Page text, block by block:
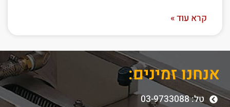
קרא עוד »
אנחנו זמינים:
טל: 03-9733088